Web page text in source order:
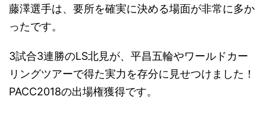
藤澤選手は、要所を確実に決める場面が非常に多か
ったです。
3試合3連勝のLS北見が、平昌五輪やワールドカー
リングツアーで得た実力を存分に見せつけました！
PACC2018の出場権獲得です。